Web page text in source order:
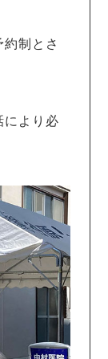
制とさ
により必